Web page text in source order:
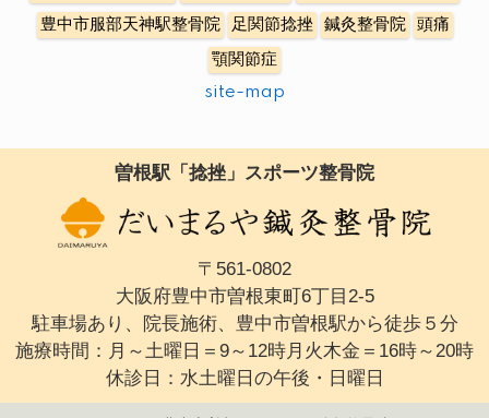
豊中市服部天神駅整骨院
足関節捻挫 鍼灸整骨院
頭痛
顎関節症
site-map
曽根駅「捻挫」スポーツ整骨院
〒561-0802
大阪府豊中市曽根東町6丁目2-5
駐車場あり、院長施術、豊中市曽根駅から徒歩５分
施療時間：月～土曜日＝9～12時月火木金＝16時～20時
休診日：水土曜日の午後・日曜日